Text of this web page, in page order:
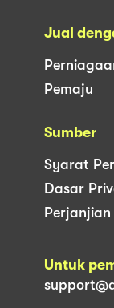
Jual
Pemaju
Sumber
Syarat
Dasar
Untuk